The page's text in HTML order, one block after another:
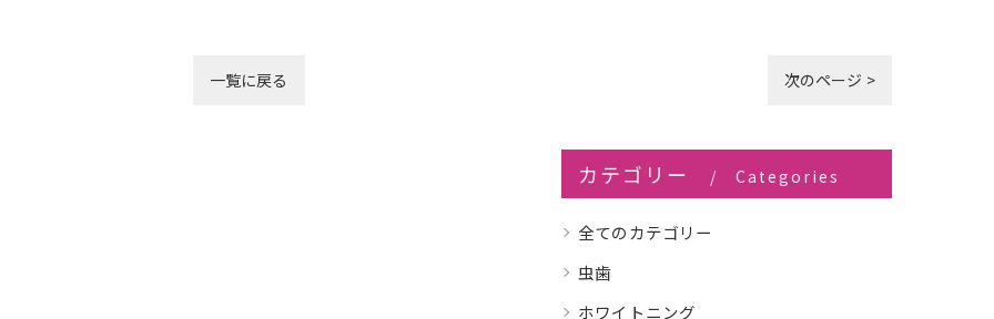
一覧に戻る 次のページ >
カテゴリー Categories
全てのカテゴリー
虫歯
ホワイトニング